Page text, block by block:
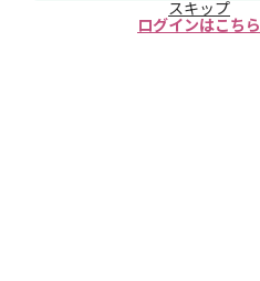
スキップ
ログインはこちら